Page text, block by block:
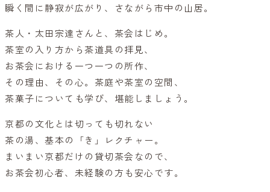
瞬く間に静寂が広がり、さながら市中の山居。
茶人・太田宗達さんと、茶会はじめ。
茶室の入り方から茶道具の拝見、
お茶会における一つ一つの所作、
その理由、その心。茶庭や茶室の空間、
茶菓子についても学び、堪能しましょう。
京都の文化とは切っても切れない
茶の湯、基本の「き」レクチャー。
まいまい京都だけの貸切茶会なので、
お茶会初心者、未経験の方も安心です。